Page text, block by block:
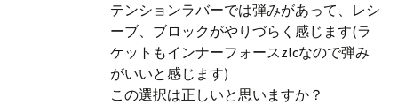
テンションラバーでは弾みがあって、レシ
ーブ、ブロックがやりづらく感じます(ラ
ケットもインナーフォースzlcなので弾み
がいいと感じます)
この選択は正しいと思いますか？